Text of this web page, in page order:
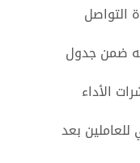
التواصل
ضمن جدول
الأداء
بعد